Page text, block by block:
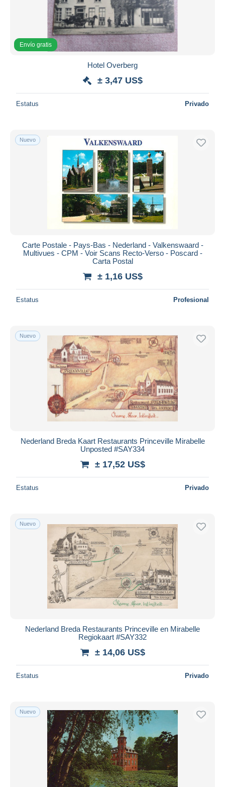
Envío gratis
Hotel Overberg
± 3,47 US$
Estatus Privado
Nuevo
Carte Postale - Pays-Bas - Nederland - Valkenswaard -
Multivues - CPM - Voir Scans Recto-Verso - Poscard -
Carta Postal
± 1,16 US$
Estatus Profesional
Nuevo
Nederland Breda Kaart Restaurants Princeville Mirabelle
Unposted #SAY334
± 17,52 US$
Estatus Privado
Nuevo
Nederland Breda Restaurants Princeville en Mirabelle
Regiokaart #SAY332
± 14,06 US$
Estatus Privado
Nuevo